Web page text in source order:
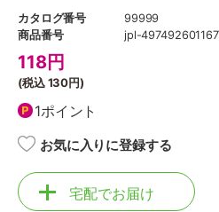
カタログ番号
99999
商品番号
jpl-
118円
(税込130円)
1ポイント
お気に入りに登録する
宅配でお届け